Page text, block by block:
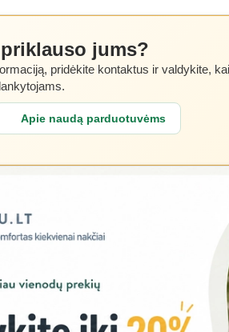
jums?
pridėkite kontaktus ir valdykite,
Apie naudą parduotuvėms